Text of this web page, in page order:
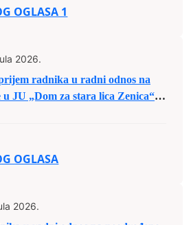
OGLASA 1
2026.
radnika u radni odnos na
JU „Dom za stara lica Zenica“
OGLASA
2026.